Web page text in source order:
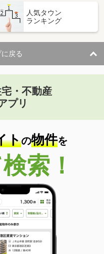
人気タウン
ランキング
戻る
・不動産
プリ
トの物件を
索！